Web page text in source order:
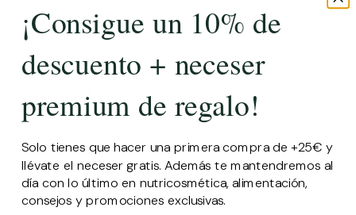
energía, seguido por mejoras en la digestión, estado
de ánimo, concentración y una piel más luminosa al
6. Apuesta por la salud y respeto por la
naturaleza
Hifas da Terra promueve una filosofía empresarial
respeto por la naturaleza
con ingredientes ecológicos y envases
biodegradables.
SHARE
¡Consigue un 10% de
descuento + neceser
premium de regalo!
Solo tienes que hacer una primera compra de +25€ y
llévate el neceser gratis. Además te mantendremos al
día con lo último en nutricosmética, alimentación,
consejos y promociones exclusivas.